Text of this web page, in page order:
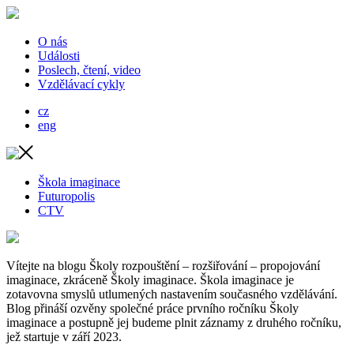
O nás
Události
Poslech, čtení, video
Vzdělávací cykly
cz
eng
Škola imaginace
Futuropolis
CTV
Vítejte na blogu Školy rozpouštění – rozšiřování – propojování
imaginace, zkráceně Školy imaginace. Škola imaginace je
zotavovna smyslů utlumených nastavením současného vzdělávání.
Blog přináší ozvěny společné práce prvního ročníku Školy
imaginace a postupně jej budeme plnit záznamy z druhého ročníku,
jež startuje v září 2023.